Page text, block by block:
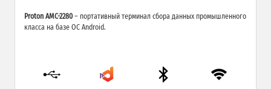
Proton AMC-2280 – портативный терминал сбора данных промышленного
класса на базе ОС Android.